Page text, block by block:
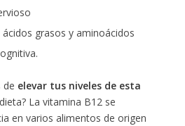
grasos y aminoácidos
de elevar tus niveles de esta
La vitamina B12 se
en varios alimentos de origen